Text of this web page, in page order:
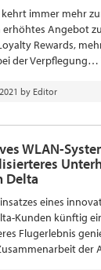
immer mehr
erhöhtes Angebot
Rewards,
der Verpflegung…
by Editor
WLAN-
Delta
eines
Kunden künftig
Flugerlebnis
der